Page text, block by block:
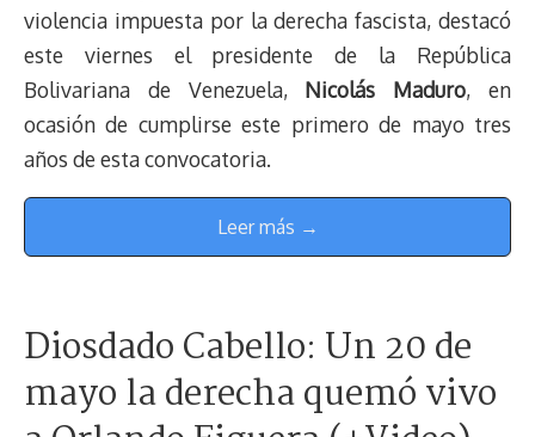
violencia impuesta por la derecha fascista, destacó
este viernes el presidente de la República
Bolivariana de Venezuela, Nicolás Maduro, en
ocasión de cumplirse este primero de mayo tres
años de esta convocatoria.
Leer más →
Diosdado Cabello: Un 20 de
mayo la derecha quemó vivo